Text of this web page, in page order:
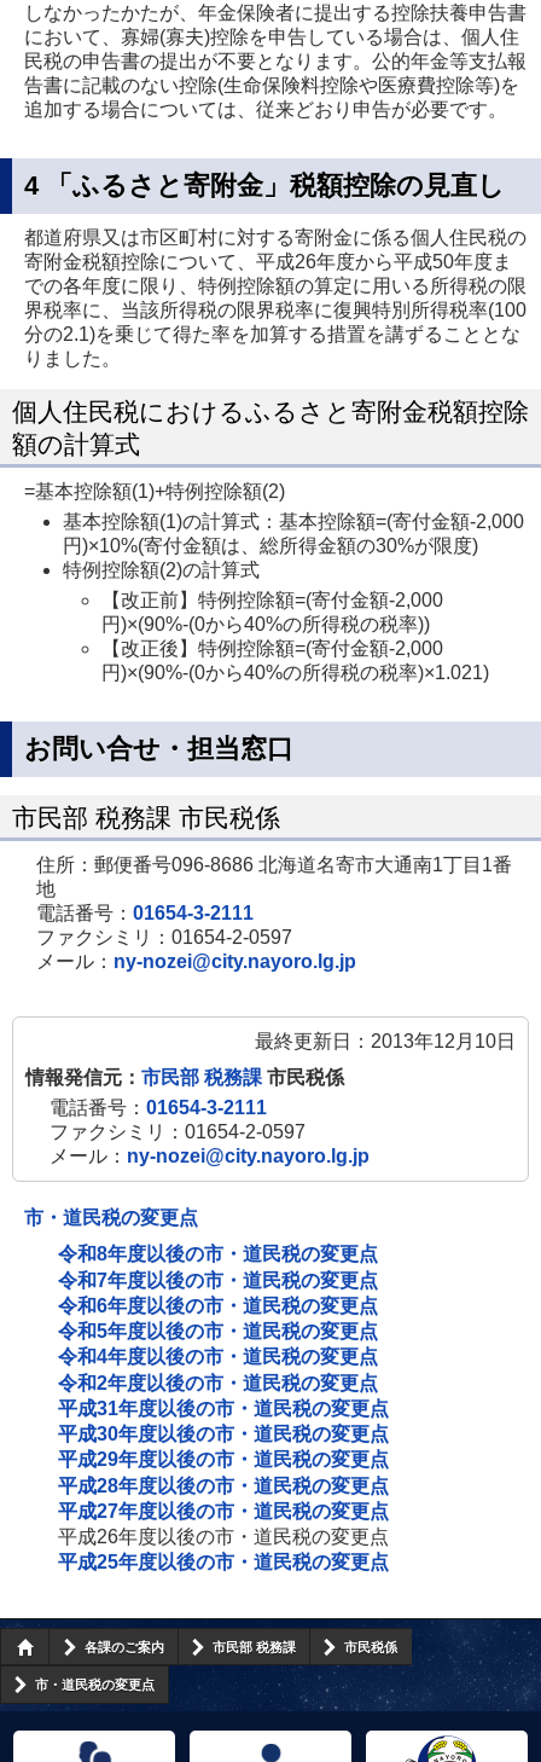
しなかったかたが、年金保険者に提出する控除扶養申告書
において、寡婦(寡夫)控除を申告している場合は、個人住
民税の申告書の提出が不要となります。公的年金等支払報
告書に記載のない控除(生命保険料控除や医療費控除等)を
追加する場合については、従来どおり申告が必要です。
4 「ふるさと寄附金」税額控除の見直し
都道府県又は市区町村に対する寄附金に係る個人住民税の
寄附金税額控除について、平成26年度から平成50年度ま
での各年度に限り、特例控除額の算定に用いる所得税の限
界税率に、当該所得税の限界税率に復興特別所得税率(100
分の2.1)を乗じて得た率を加算する措置を講ずることとな
りました。
個人住民税におけるふるさと寄附金税額控除
額の計算式
=基本控除額(1)+特例控除額(2)
基本控除額(1)の計算式：基本控除額=(寄付金額-2,000
円)×10%(寄付金額は、総所得金額の30%が限度)
特例控除額(2)の計算式
【改正前】特例控除額=(寄付金額-2,000
円)×(90%-(0から40%の所得税の税率))
【改正後】特例控除額=(寄付金額-2,000
円)×(90%-(0から40%の所得税の税率)×1.021)
お問い合せ・担当窓口
市民部 税務課 市民税係
住所：郵便番号096-8686 北海道名寄市大通南1丁目1番
地
電話番号： 01654-3-2111
ファクシミリ：01654-2-0597
メール： ny-nozei@city.nayoro.lg.jp
最終更新日：2013年12月10日
情報発信元： 市民部 税務課 市民税係
電話番号： 01654-3-2111
ファクシミリ：01654-2-0597
メール： ny-nozei@city.nayoro.lg.jp
市・道民税の変更点
令和8年度以後の市・道民税の変更点
令和7年度以後の市・道民税の変更点
令和6年度以後の市・道民税の変更点
令和5年度以後の市・道民税の変更点
令和4年度以後の市・道民税の変更点
令和2年度以後の市・道民税の変更点
平成31年度以後の市・道民税の変更点
平成30年度以後の市・道民税の変更点
平成29年度以後の市・道民税の変更点
平成28年度以後の市・道民税の変更点
平成27年度以後の市・道民税の変更点
平成26年度以後の市・道民税の変更点
平成25年度以後の市・道民税の変更点
各課のご案内 市民部 税務課 市民税係
市・道民税の変更点